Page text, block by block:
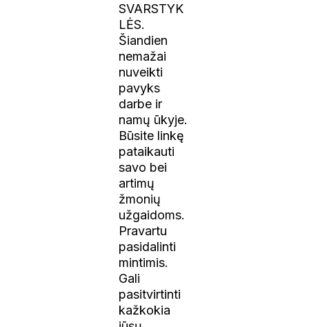
SVARSTYK
LĖS.
Šiandien
nemažai
nuveikti
pavyks
darbe ir
namų ūkyje.
Būsite linkę
pataikauti
savo bei
artimų
žmonių
užgaidoms.
Pravartu
pasidalinti
mintimis.
Gali
pasitvirtinti
kažkokia